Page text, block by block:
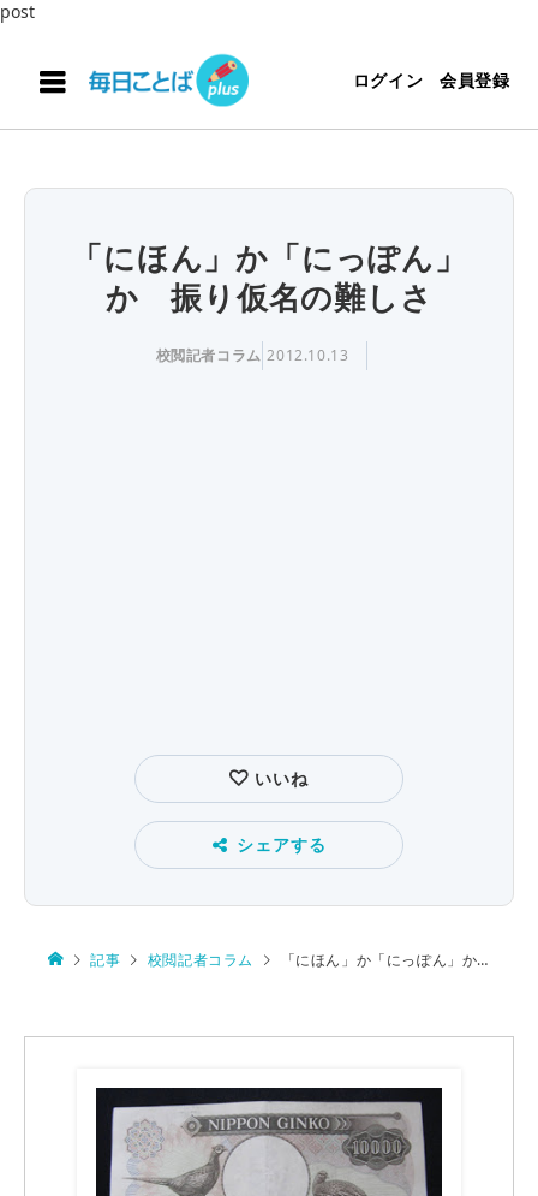
post
ログイン 会員登録
「にほん」か「にっぽん」
か 振り仮名の難しさ
校閲記者コラム 2012.10.13
いいね
シェアする
記事 校閲記者コラム 「にほん」か「にっぽん」か 振り仮名の難しさ